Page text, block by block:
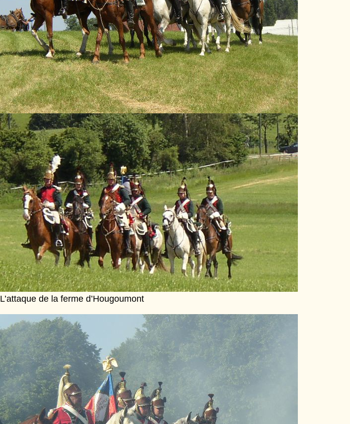
L’attaque de la ferme d’Hougoumont